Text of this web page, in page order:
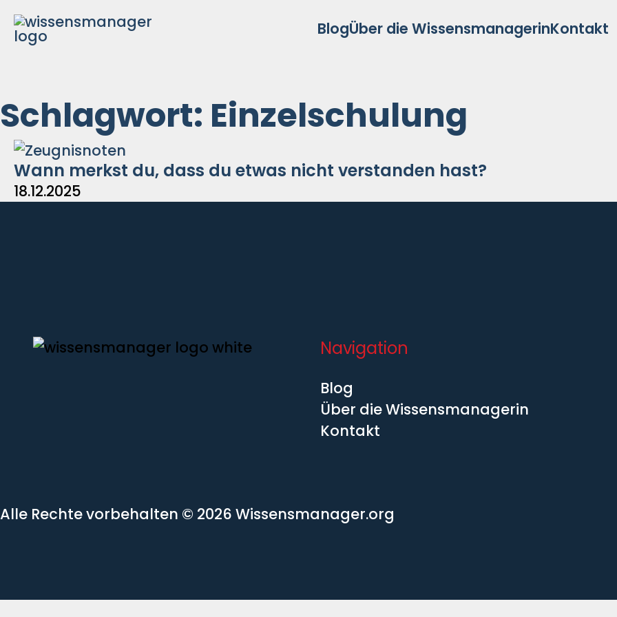
Zum
Inhalt
BlogÜber die WissensmanagerinKontakt
Schlagwort: Einzelschulung
Wann merkst du, dass du etwas nicht verstanden hast?
18.12.2025
Navigation
Blog
Über die Wissensmanagerin
Kontakt
Alle Rechte vorbehalten © 2026 Wissensmanager.org